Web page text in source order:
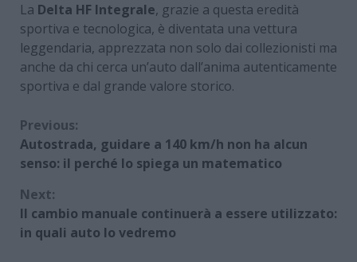
La Delta HF Integrale, grazie a questa eredità
sportiva e tecnologica, è diventata una vettura
leggendaria, apprezzata non solo dai collezionisti ma
anche da chi cerca un’auto dall’anima autenticamente
sportiva e dal grande valore storico.
Continue
Reading
Previous:
Autostrada, guidare a 140 km/h non ha alcun
senso: il perché lo spiega un matematico
Next:
Il cambio manuale continuerà a essere utilizzato:
in quali auto lo vedremo